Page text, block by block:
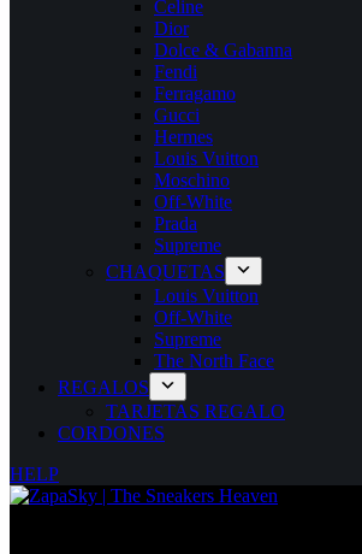
Celine
Dior
Dolce & Gabanna
Fendi
Ferragamo
Gucci
Hermes
Louis Vuitton
Moschino
Off-White
Prada
Supreme
CHAQUETAS
Louis Vuitton
Off-White
Supreme
The North Face
REGALOS
TARJETAS REGALO
CORDONES
HELP